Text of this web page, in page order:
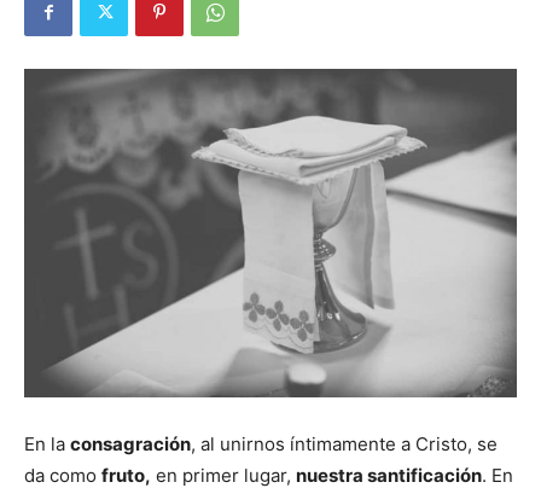
En la consagración, al unirnos íntimamente a Cristo, se
da como fruto, en primer lugar, nuestra santificación. En